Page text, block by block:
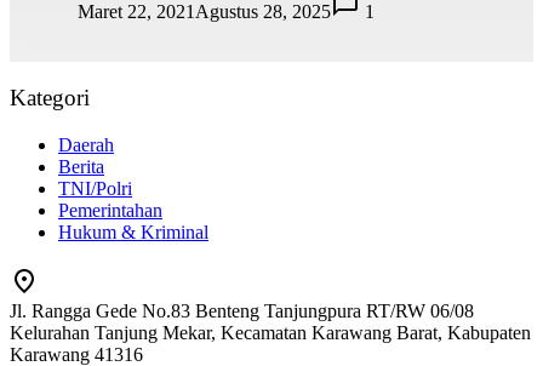
Maret 22, 2021Agustus 28, 2025 1
Kategori
Daerah
Berita
TNI/Polri
Pemerintahan
Hukum & Kriminal
Jl. Rangga Gede No.83 Benteng Tanjungpura RT/RW 06/08
Kelurahan Tanjung Mekar, Kecamatan Karawang Barat, Kabupaten
Karawang 41316